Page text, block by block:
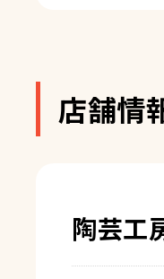
店舗情
陶芸工